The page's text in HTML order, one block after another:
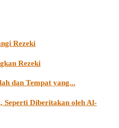
Rezeki
Rezeki
dan Tempat yang...
Seperti Diberitakan oleh Al-